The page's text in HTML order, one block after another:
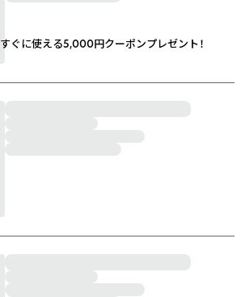
すぐに使える5,000円クーポンプレゼント！